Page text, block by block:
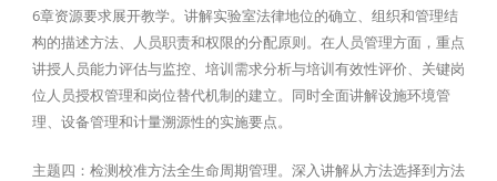
6章资源要求展开教学。讲解实验室法律地位的确立、组织和管理结
构的描述方法、人员职责和权限的分配原则。在人员管理方面，重点
讲授人员能力评估与监控、培训需求分析与培训有效性评价、关键岗
位人员授权管理和岗位替代机制的建立。同时全面讲解设施环境管
理、设备管理和计量溯源性的实施要点。
主题四：检测校准方法全生命周期管理。深入讲解从方法选择到方法